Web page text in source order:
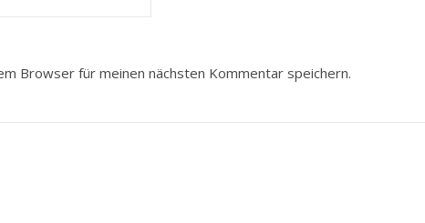
Browser für meinen nächsten Kommentar speichern.